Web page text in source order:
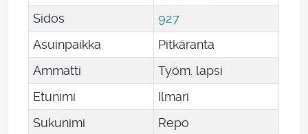
Sidos
927
Asuinpaikka
Pitkäranta
Ammatti
Työm. lapsi
Etunimi
Ilmari
Sukunimi
Repo